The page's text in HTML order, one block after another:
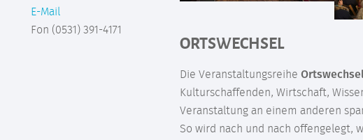
ORTSWECHSEL
Die Veranstaltungsreihe
Kulturschaffenden, Wirtschaft,
Veranstaltung an einem anderen
So wird nach und nach offengelegt,
E-Mail
Fon (0531) 391-4171